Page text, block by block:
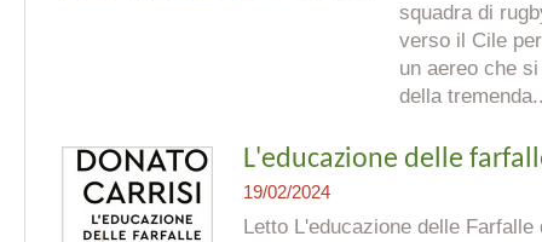
squadra di
verso il Cile
un aereo che
della
L'educazione delle
19/02/2024
Letto L'educazione delle